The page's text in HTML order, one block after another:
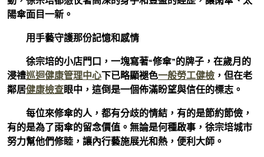
陽傘面目一新。
用手藝守護那份記憶和感情
徐宗培的小店門口，一塊寫著“修傘”的牌子，在歲月的
浸禮巡迴健康管理中心下已略顯褪色一般勞工健檢 ，但在老
鄰居健康檢查眼中，這倒是一個佈滿盼望與信任的標志。
每位來修傘的人，都有分歧的情結，有的是節約節儉，
有的是為了雨傘的留念價值。無論是何種啟事，徐宗培城市
努力幫他們修睦，讓內行藝施展光和熱，便利大師。